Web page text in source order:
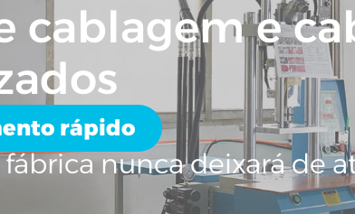
cablagem e
rápido
nunca deixará de